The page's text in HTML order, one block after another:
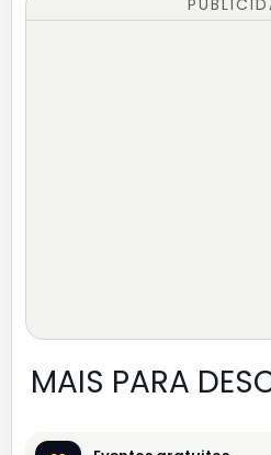
MAIS PARA